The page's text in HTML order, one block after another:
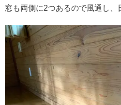
窓も両側に2つあるので風通し、